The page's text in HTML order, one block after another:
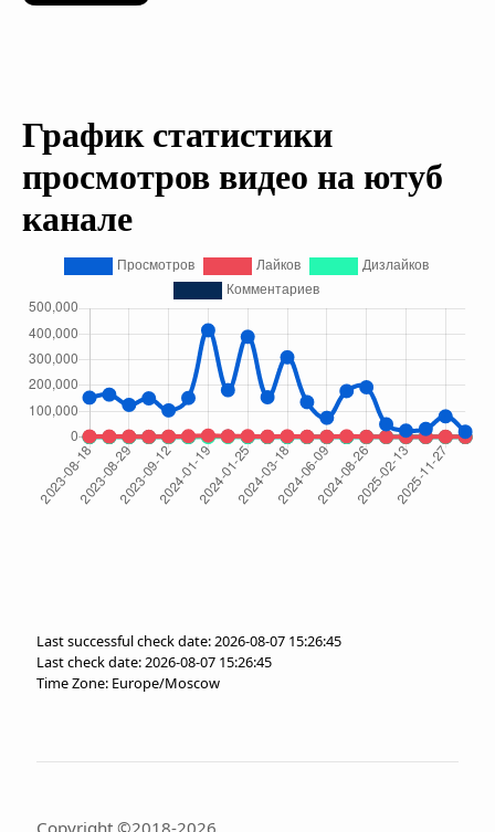
График статистики
просмотров видео на ютуб
канале
Last successful check date: 2026-08-07 15:26:45
Last check date: 2026-08-07 15:26:45
Time Zone: Europe/Moscow
Copyright ©2018-2026